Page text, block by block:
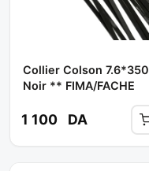
Collier Colson 7.6*350
Noir ** FIMA/FACHE
1 100 DA